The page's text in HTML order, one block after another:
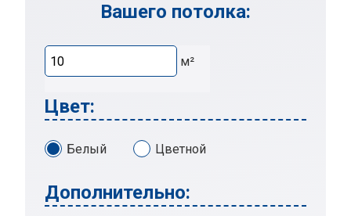
Вашего потолка:
м²
Цвет:
Белый Цветной
Дополнительно: